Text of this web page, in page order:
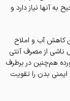
آنها نیاز دارد و
کاهش آب و املاح
از مصرف آنتی
هم‌چنین در برطرف
بدن را تقویت